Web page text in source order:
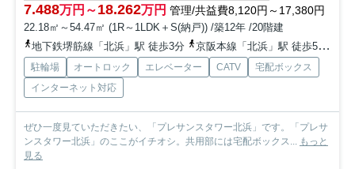
7.488万円～18.262万円 管理/共益費8,120円～17,380円
22.18㎡～54.47㎡ (1R～1LDK＋S(納戸)) /築12年 /20階建
地下鉄堺筋線「北浜」駅 徒歩3分
京阪本線「北浜」駅 徒歩5分
駐輪場 オートロック エレベーター CATV
宅配ボックス
インターネット対応
ぜひ一度見ていただきたい、「プレサンスタワー北浜」です。「プレサ
ンスタワー北浜」のここがイチオシ。共用部には宅配ボックス...
もっと
見る